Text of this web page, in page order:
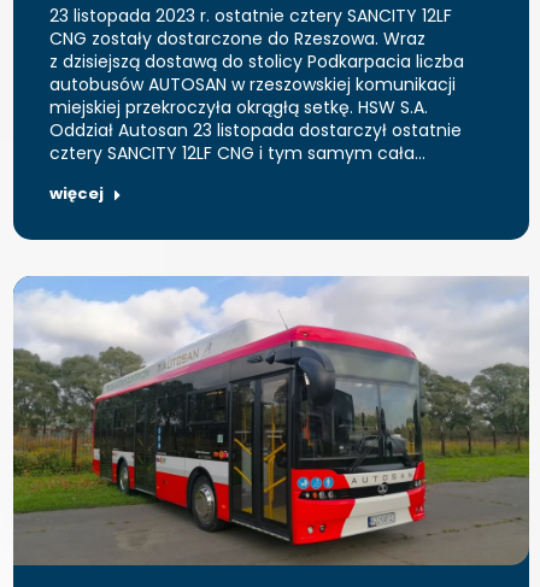
23 listopada 2023 r. ostatnie cztery SANCITY 12LF
CNG zostały dostarczone do Rzeszowa. Wraz
z dzisiejszą dostawą do stolicy Podkarpacia liczba
autobusów AUTOSAN w rzeszowskiej komunikacji
miejskiej przekroczyła okrągłą setkę. HSW S.A.
Oddział Autosan 23 listopada dostarczył ostatnie
cztery SANCITY 12LF CNG i tym samym cała…
więcej